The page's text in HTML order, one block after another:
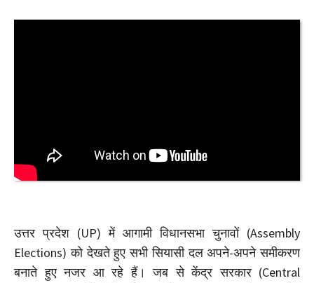
उत्तर प्रदेश (UP) में आगामी विधानसभा चुनावों (Assembly
Elections) को देखते हुए सभी सियासी दल अपने-अपने समीकरण
बनाते हुए नजर आ रहे हैं। जब से केंद्र सरकार (Central